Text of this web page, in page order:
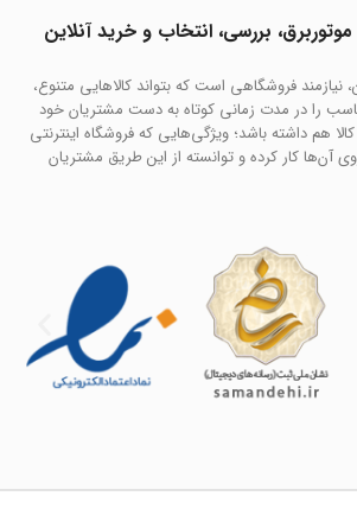
موتوربرق، بررسی، انتخاب و خرید آنلاین
فروشگاهی است که بتواند کالاهایی متنوع،
را در مدت زمانی کوتاه به دست مشتریان خود
هم داشته باشد؛ ویژگی‌هایی که فروشگاه اینترنتی
آن‌ها کار کرده و توانسته از این طریق مشتریان